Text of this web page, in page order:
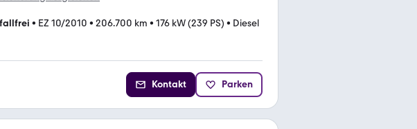
• EZ 10/2010 • 206.700 km • 176 kW (239 PS) • Diesel
Kontakt Parken